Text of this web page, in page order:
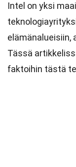
Intel on yksi
elämänalueisiin,
Tässä
faktoihin tästä